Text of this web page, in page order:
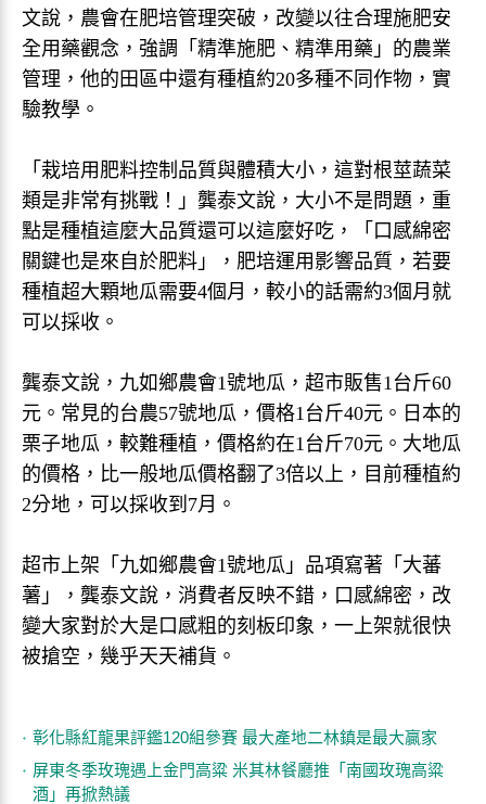
文說，農會在肥培管理突破，改變以往合理施肥安
全用藥觀念，強調「精準施肥、精準用藥」的農業
管理，他的田區中還有種植約20多種不同作物，實
驗教學。
「栽培用肥料控制品質與體積大小，這對根莖蔬菜
類是非常有挑戰！」龔泰文說，大小不是問題，重
點是種植這麼大品質還可以這麼好吃，「口感綿密
關鍵也是來自於肥料」，肥培運用影響品質，若要
種植超大顆地瓜需要4個月，較小的話需約3個月就
可以採收。
龔泰文說，九如鄉農會1號地瓜，超市販售1台斤60
元。常見的台農57號地瓜，價格1台斤40元。日本的
栗子地瓜，較難種植，價格約在1台斤70元。大地瓜
的價格，比一般地瓜價格翻了3倍以上，目前種植約
2分地，可以採收到7月。
超市上架「九如鄉農會1號地瓜」品項寫著「大蕃
薯」，龔泰文說，消費者反映不錯，口感綿密，改
變大家對於大是口感粗的刻板印象，一上架就很快
被搶空，幾乎天天補貨。
彰化縣紅龍果評鑑120組參賽 最大產地二林鎮是最大贏家
屏東冬季玫瑰遇上金門高粱 米其林餐廳推「南國玫瑰高粱
酒」再掀熱議